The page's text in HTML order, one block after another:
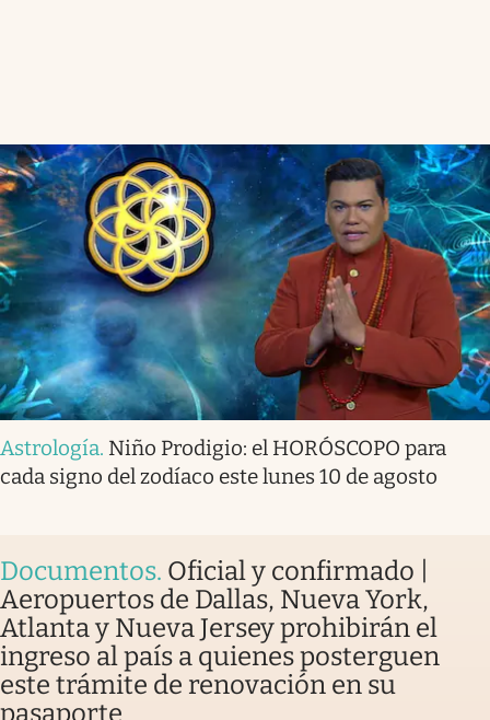
Astrología. Niño Prodigio: el HORÓSCOPO para
cada signo del zodíaco este lunes 10 de agosto
Documentos. Oficial y confirmado |
Aeropuertos de Dallas, Nueva York,
Atlanta y Nueva Jersey prohibirán el
ingreso al país a quienes posterguen
este trámite de renovación en su
pasaporte